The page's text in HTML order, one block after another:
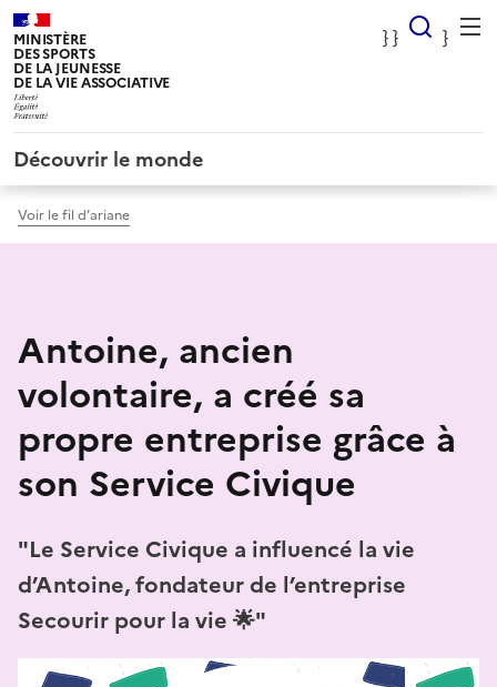
MINISTÈRE
DES SPORTS
DE LA JEUNESSE
DE LA VIE ASSOCIATIVE
} } }
}
Découvrir le monde
Voir le fil d’ariane
Antoine, ancien
volontaire, a créé sa
propre entreprise grâce à
son Service Civique
"Le Service Civique a influencé la vie
d’Antoine, fondateur de l’entreprise
Secourir pour la vie 🌟"
Panneau de gestion des cookies